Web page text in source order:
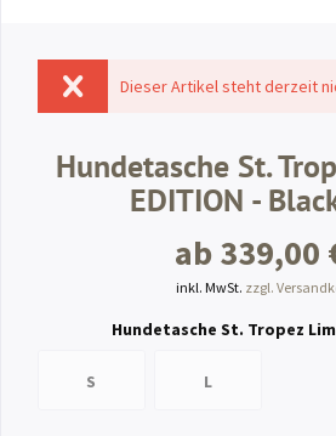
Dieser Artikel steht derzeit
Hundetasche St.
EDITION -
ab 339,00
inkl. MwSt. zzgl.
Hundetasche St. Tropez
S L